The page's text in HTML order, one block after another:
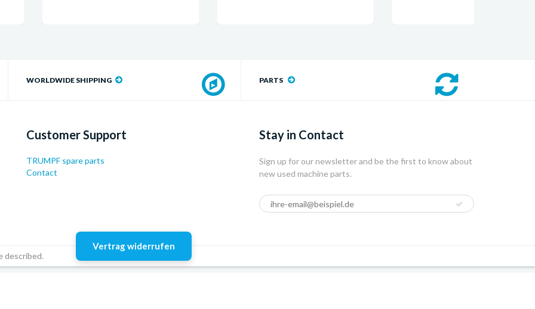
WORLDWIDE SHIPPING PARTS
Customer Support
TRUMPF spare parts
Contact
Stay in Contact
Sign up for our newsletter and be the first to know about
new used machine parts.
described.
Vertrag widerrufen